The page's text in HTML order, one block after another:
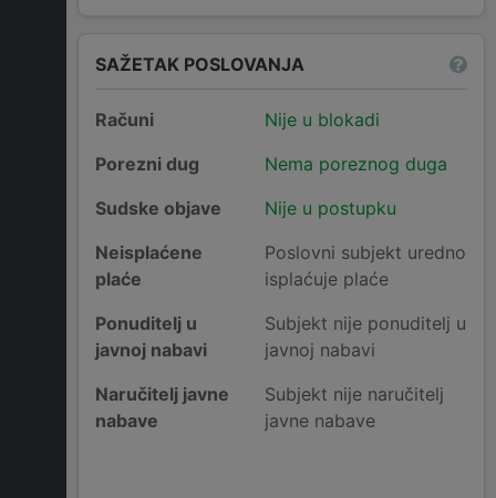
SAŽETAK POSLOVANJA
Računi
Nije u blokadi
Porezni dug
Nema poreznog duga
Sudske objave
Nije u postupku
Neisplaćene
plaće
Poslovni subjekt uredno
isplaćuje plaće
Ponuditelj u
javnoj nabavi
Subjekt nije ponuditelj u
javnoj nabavi
Naručitelj javne
nabave
Subjekt nije naručitelj
javne nabave